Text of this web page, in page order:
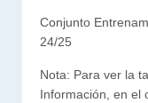
Conjunto
24/25
Nota: Para ver la
Información, en el